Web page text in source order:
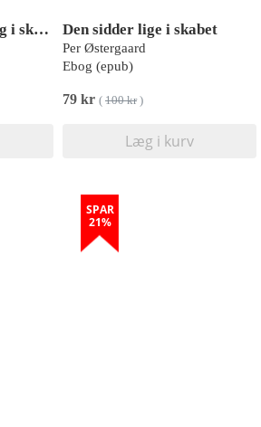
Marie og Rosa - Et lig i skoven Den sidder lige i skabet
Per Østergaard
Ebog (epub)
79 kr ( 100 kr)
Læg i kurv
SPAR
21%